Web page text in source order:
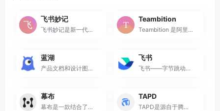
飞书妙记
飞书妙记是新一代的智能会议...
Teambition
Teambition 是阿里巴巴旗下团队协作工具，以项目和任务的可视化管理来支撑企业团队协作，适合产品、研发、设计、市场、运营、销售、HR 等各类团队，让企业协同化繁为简，轻松愉悦。
蓝湖
产品文档和设计图的共享平台
飞书
飞书——字节跳动旗下先进企业协作与管理平台，不仅一站式整合及时沟通、智能日历、音视频会议、飞书文档、云盘等办公协作套件，更提供飞书OKR、飞书招聘、飞书绩效等组织管理产品，让目标更清晰，信息流动更顺畅，每一个人工作更高效更愉悦。先进团队，先用飞书。
幕布
幕布是一款结合了大纲笔记和思维导图的头脑管理工具，帮你用更高效的方式和更清晰的结构来记录笔记、管理任务、制定计划甚至是组织头脑风暴。完整覆盖电脑端和移动端
TAPD
TAPD是源自于腾讯的敏捷产品研发协作平台，提供贯穿敏捷开发生命周期的一站式服务。覆盖从产品概念形成、产品规划、需求分析、项目规划和跟踪、质量测试到构建发布、用户反馈跟踪的产品研发全过程，提供了灵活的可定制化应用和强大的集成能力，帮助研发团队有效地管理需求、资源、进度和质量，规范和改进产品研发过程，提高研发效率和产品质量。